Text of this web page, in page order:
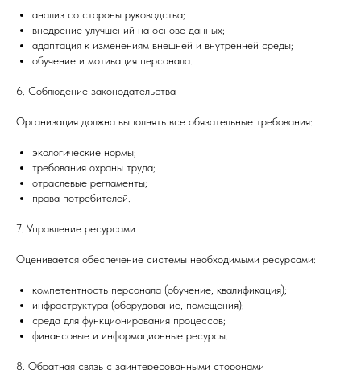
анализ со стороны руководства;
внедрение улучшений на основе данных;
адаптация к изменениям внешней и внутренней среды;
обучение и мотивация персонала.
6. Соблюдение законодательства
Организация должна выполнять все обязательные требования:
экологические нормы;
требования охраны труда;
отраслевые регламенты;
права потребителей.
7. Управление ресурсами
Оценивается обеспечение системы необходимыми ресурсами:
компетентность персонала (обучение, квалификация);
инфраструктура (оборудование, помещения);
среда для функционирования процессов;
финансовые и информационные ресурсы.
8. Обратная связь с заинтересованными сторонами